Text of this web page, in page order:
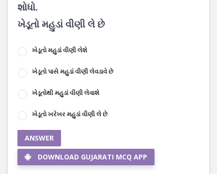
શોધો.
ખેડૂતો મહુડાં વીણી લે છે
ખેડૂતો મહુડાં વીણી લેશે
ખેડૂતો પાસે મહુડાં વીણી લેવડાવે છે
ખેડૂતોથી મહુડાં વીણી લેવાશે
ખેડૂતો ખરેખર મહુડાં વીણી લે છે
ANSWER
DOWNLOAD GUJARATI MCQ APP